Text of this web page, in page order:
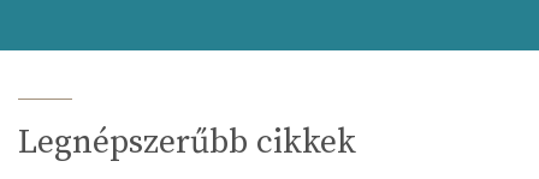
Legnépszerűbb cikkek